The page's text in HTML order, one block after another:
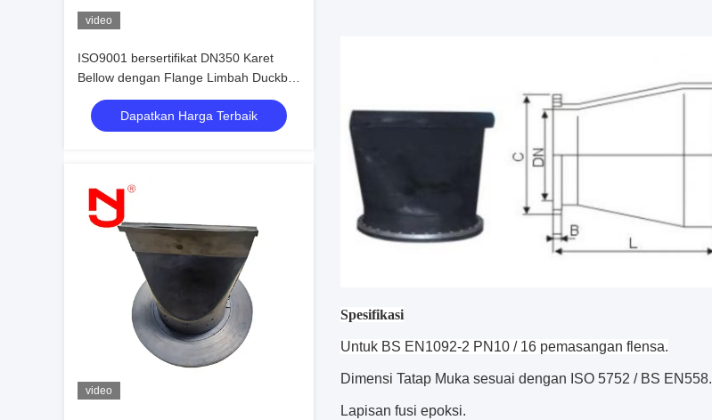
video
ISO9001 bersertifikat DN350 Karet
Bellow dengan Flange Limbah Duckbill
Check Valve dengan 18 bulan Garansi
dan 20 tahun 'pengalaman
Dapatkan Harga Terbaik
video
Spesifikasi
Untuk BS EN1092-2 PN10 / 16 pemasangan flensa.
Dimensi Tatap Muka sesuai dengan ISO 5752 / BS EN558.
Lapisan fusi epoksi.